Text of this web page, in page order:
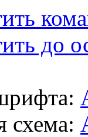
до
схема: